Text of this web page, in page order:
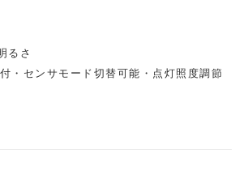
るさ
・センサモード切替可能・点灯照度調節